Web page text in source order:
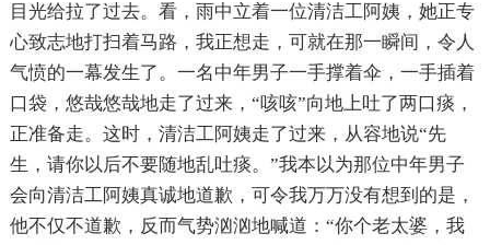
目光给拉了过去。看，雨中立着一位清洁工阿姨，她正专
心致志地打扫着马路，我正想走，可就在那一瞬间，令人
气愤的一幕发生了。一名中年男子一手撑着伞，一手插着
口袋，悠哉悠哉地走了过来，“咳咳”向地上吐了两口痰，
正准备走。这时，清洁工阿姨走了过来，从容地说“先
生，请你以后不要随地乱吐痰。”我本以为那位中年男子
会向清洁工阿姨真诚地道歉，可令我万万没有想到的是，
他不仅不道歉，反而气势汹汹地喊道：“你个老太婆，我